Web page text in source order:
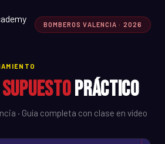
BOMBEROS VALENCIA · 2026
SupuestoPráctico
· Guía completa con clase en vídeo